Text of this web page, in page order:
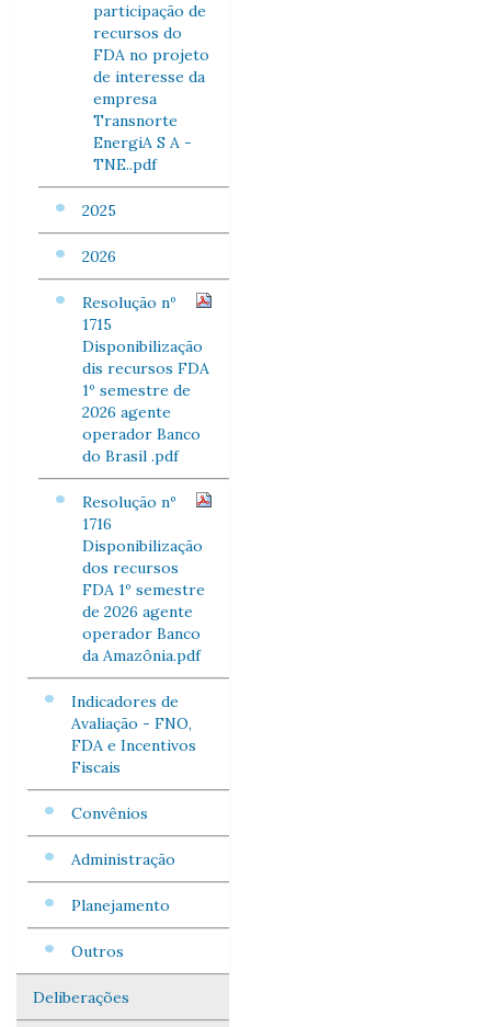
participação de
recursos do
FDA no projeto
de interesse da
empresa
Transnorte
EnergiA S A -
TNE..pdf
2025
2026
Resolução nº
1715
Disponibilização
dis recursos FDA
1º semestre de
2026 agente
operador Banco
do Brasil .pdf
Resolução nº
1716
Disponibilização
dos recursos
FDA 1º semestre
de 2026 agente
operador Banco
da Amazônia.pdf
Indicadores de
Avaliação - FNO,
FDA e Incentivos
Fiscais
Convênios
Administração
Planejamento
Outros
Deliberações